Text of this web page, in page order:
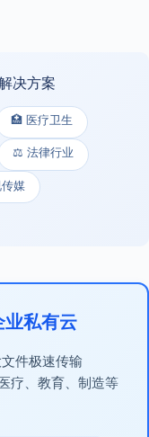
决方案
🏥 医疗卫生
⚖️ 法律行业
媒
业私有云
件极速传输
疗、教育、制造等